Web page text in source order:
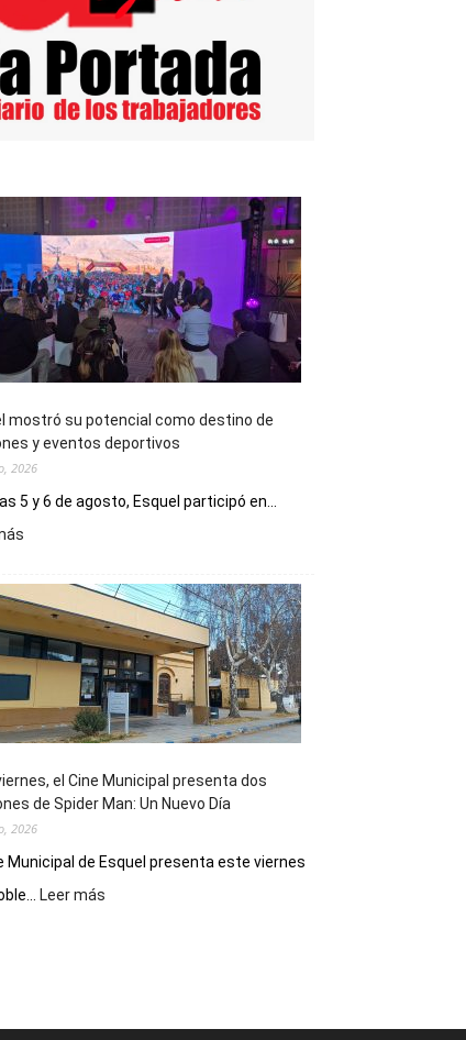
mostró su potencial como destino de
y eventos deportivos
2026
5 y 6 de agosto, Esquel participó en...
su
potencial
como
destino
de
reuniones
y
deportivos
el Cine Municipal presenta dos
de Spider Man: Un Nuevo Día
2026
Municipal de Esquel presenta este viernes
Leer más
presenta